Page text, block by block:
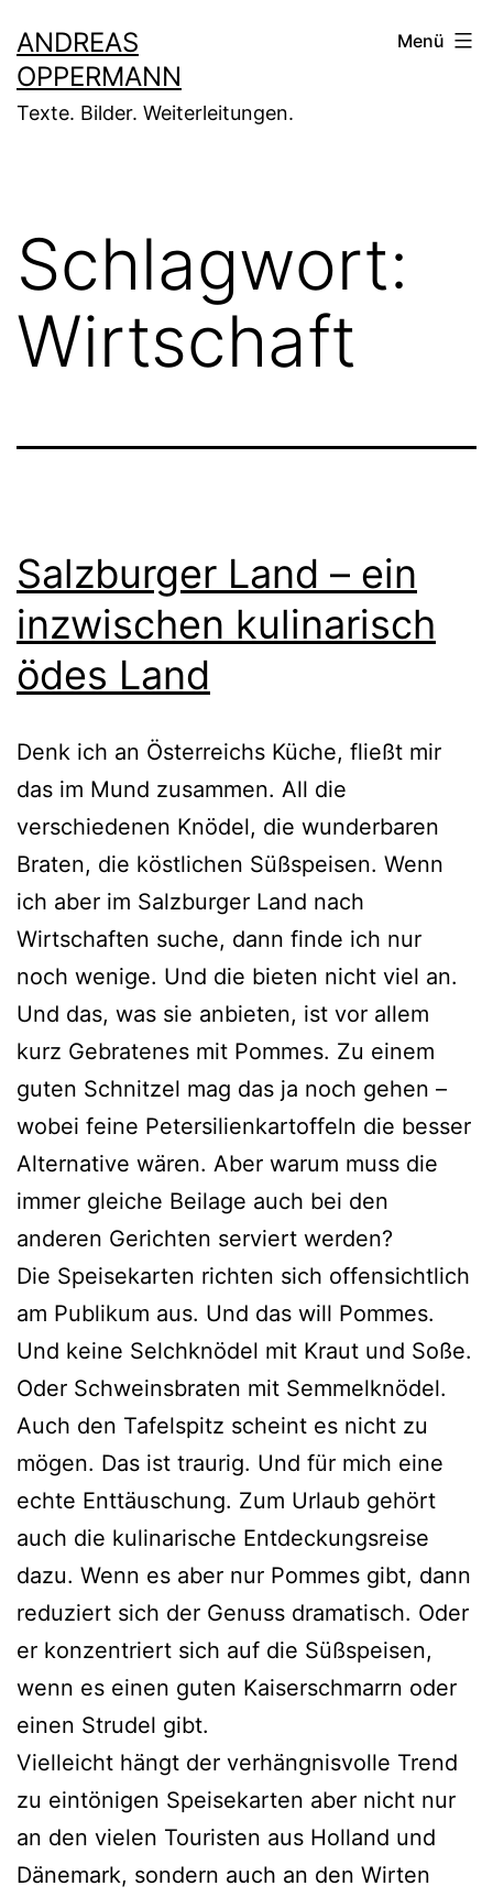
Inhalt
springen
ANDREAS
OPPERMANN
Texte. Bilder. Weiterleitungen.
Menü
Schlagwort:
Wirtschaft
Salzburger Land – ein
inzwischen kulinarisch
ödes Land
Denk ich an Österreichs Küche, fließt mir
das im Mund zusammen. All die
verschiedenen Knödel, die wunderbaren
Braten, die köstlichen Süßspeisen. Wenn
ich aber im Salzburger Land nach
Wirtschaften suche, dann finde ich nur
noch wenige. Und die bieten nicht viel an.
Und das, was sie anbieten, ist vor allem
kurz Gebratenes mit Pommes. Zu einem
guten Schnitzel mag das ja noch gehen –
wobei feine Petersilienkartoffeln die besser
Alternative wären. Aber warum muss die
immer gleiche Beilage auch bei den
anderen Gerichten serviert werden?
Die Speisekarten richten sich offensichtlich
am Publikum aus. Und das will Pommes.
Und keine Selchknödel mit Kraut und Soße.
Oder Schweinsbraten mit Semmelknödel.
Auch den Tafelspitz scheint es nicht zu
mögen. Das ist traurig. Und für mich eine
echte Enttäuschung. Zum Urlaub gehört
auch die kulinarische Entdeckungsreise
dazu. Wenn es aber nur Pommes gibt, dann
reduziert sich der Genuss dramatisch. Oder
er konzentriert sich auf die Süßspeisen,
wenn es einen guten Kaiserschmarrn oder
einen Strudel gibt.
Vielleicht hängt der verhängnisvolle Trend
zu eintönigen Speisekarten aber nicht nur
an den vielen Touristen aus Holland und
Dänemark, sondern auch an den Wirten